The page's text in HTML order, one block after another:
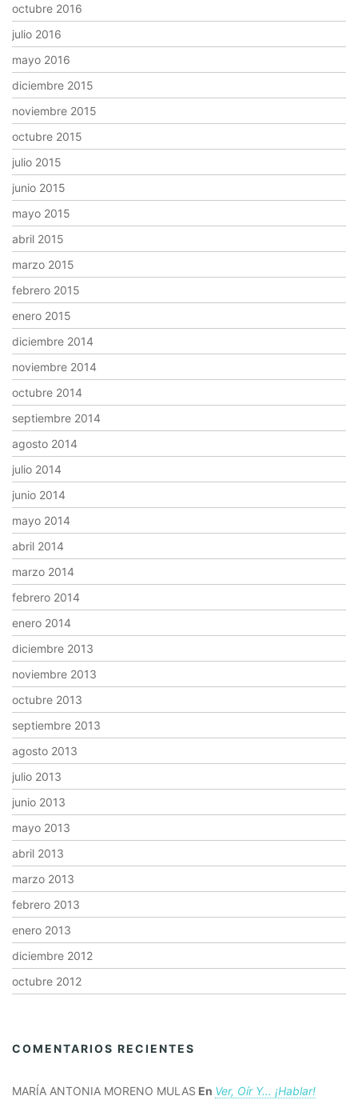
octubre 2016
julio 2016
mayo 2016
diciembre 2015
noviembre 2015
octubre 2015
julio 2015
junio 2015
mayo 2015
abril 2015
marzo 2015
febrero 2015
enero 2015
diciembre 2014
noviembre 2014
octubre 2014
septiembre 2014
agosto 2014
julio 2014
junio 2014
mayo 2014
abril 2014
marzo 2014
febrero 2014
enero 2014
diciembre 2013
noviembre 2013
octubre 2013
septiembre 2013
agosto 2013
julio 2013
junio 2013
mayo 2013
abril 2013
marzo 2013
febrero 2013
enero 2013
diciembre 2012
octubre 2012
COMENTARIOS RECIENTES
MARÍA ANTONIA MORENO MULAS En Ver, Oír Y… ¡hablar!